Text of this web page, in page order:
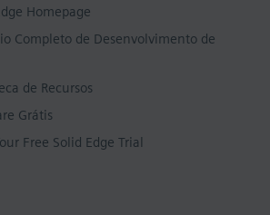
Homepage
Completo de Desenvolvimento de
de Recursos
Grátis
Free Solid Edge Trial